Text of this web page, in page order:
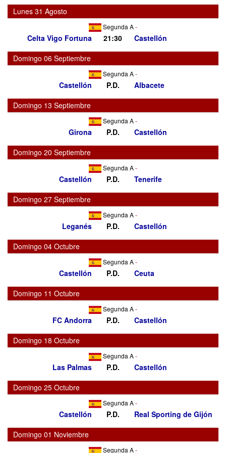
Lunes 31 Agosto
Segunda A-
Celta Vigo Fortuna 21:30
Castellón
Domingo 06 Septiembre
Segunda A-
Castellón P.D.
Albacete
Domingo 13 Septiembre
Segunda A-
Girona P.D.
Castellón
Domingo 20 Septiembre
Segunda A-
Castellón P.D.
Tenerife
Domingo 27 Septiembre
Segunda A-
Leganés P.D.
Castellón
Domingo 04 Octubre
Segunda A-
Castellón P.D.
Ceuta
Domingo 11 Octubre
Segunda A-
FC Andorra P.D.
Castellón
Domingo 18 Octubre
Segunda A-
Las Palmas P.D.
Castellón
Domingo 25 Octubre
Segunda A-
Castellón P.D.
Real Sporting de Gijón
Domingo 01 Noviembre
Segunda A-